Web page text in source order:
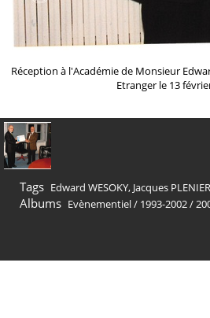
Réception à l'Académie de Monsieur
Etranger le 13
Tags Edward WESOKY, Jacques PLENIER
Albums Evènementiel/ 1993-2002/